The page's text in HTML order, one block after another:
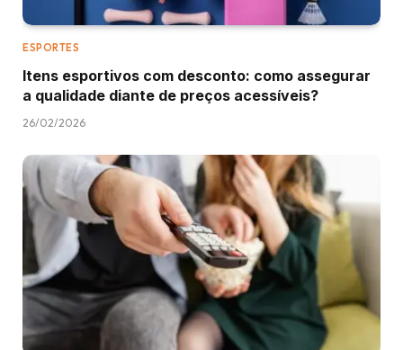
ESPORTES
Itens esportivos com desconto: como assegurar
a qualidade diante de preços acessíveis?
26/02/2026